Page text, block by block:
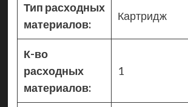
Тип расходных
материалов:
Картридж
К-во
расходных
материалов:
1